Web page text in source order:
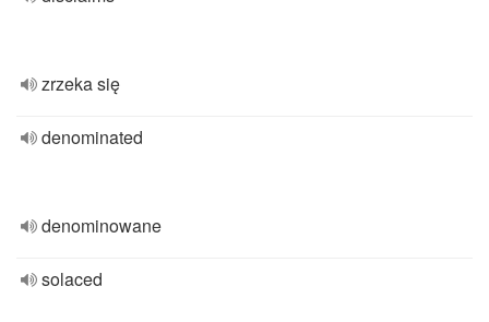
zrzeka się
denominated
denominowane
solaced